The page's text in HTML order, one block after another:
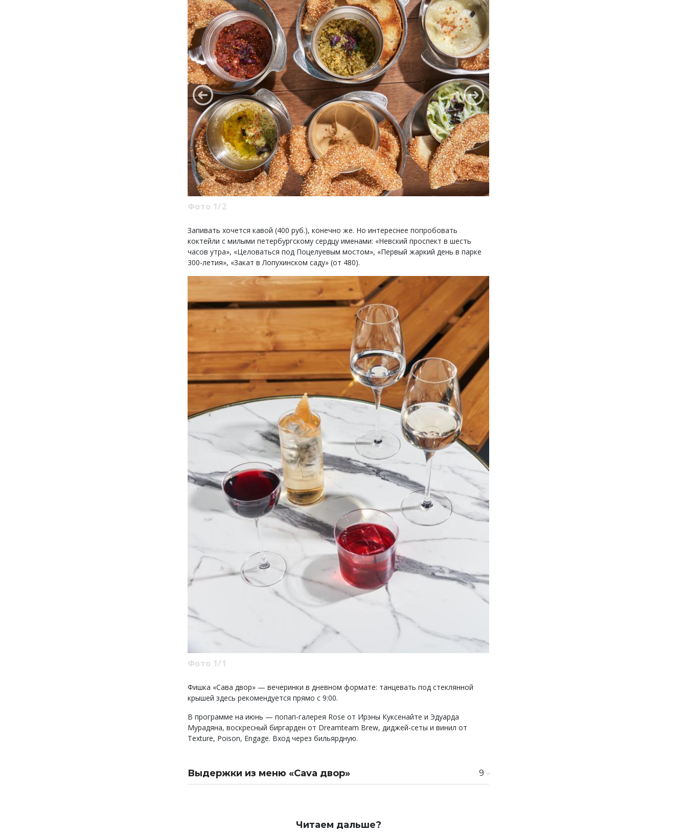
Фото 1/2
Запивать хочется кавой (400 руб.), конечно же. Но интереснее попробовать
коктейли с милыми петербургскому сердцу именами: «Невский проспект в шесть
часов утра», «Целоваться под Поцелуевым мостом», «Первый жаркий день в парке
300-летия», «Закат в Лопухинском саду» (от 480).
Фото 1/1
Фишка «Сава двор» — вечеринки в дневном формате: танцевать под стеклянной
крышей здесь рекомендуется прямо с 9:00.
В программе на июнь — попап-галерея Rose от Ирэны Куксенайте и Эдуарда
Мурадяна, воскресный биргарден от Dreamteam Brew, диджей-сеты и винил от
Texture, Poison, Engage. Вход через бильярдную.
Выдержки из меню «Cava двор»
9
Невский проспект в шесть часов утра
Читаем дальше?